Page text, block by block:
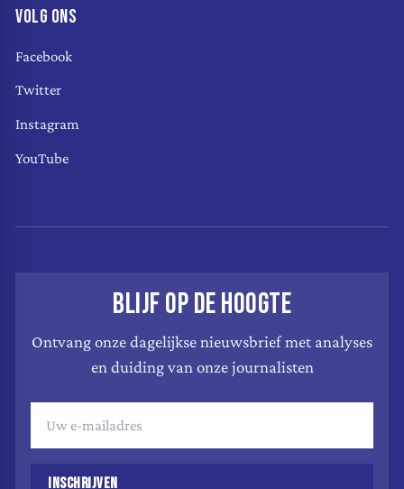
VOLG ONS
Facebook
Twitter
Instagram
YouTube
BLIJF OP DE HOOGTE
Ontvang onze dagelijkse nieuwsbrief met analyses
en duiding van onze journalisten
INSCHRIJVEN